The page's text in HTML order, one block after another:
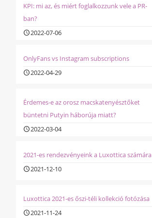
KPI: mi az, és miért foglalkozzunk vele a PR-
ban?
2022-07-06
OnlyFans vs Instagram subscriptions
2022-04-29
Érdemes-e az orosz macskatenyésztőket
büntetni Putyin háborúja miatt?
2022-03-04
2021-es rendezvényeink a Luxottica számára
2021-12-10
Luxottica 2021-es őszi-téli kollekció fotózása
2021-11-24